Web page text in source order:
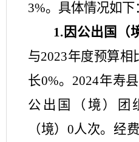
3%。具体情况如下
1.因公出国（
与2023年度预算相
长0%。2024年寿县
公出国（境）团
（境） 0人次。 经